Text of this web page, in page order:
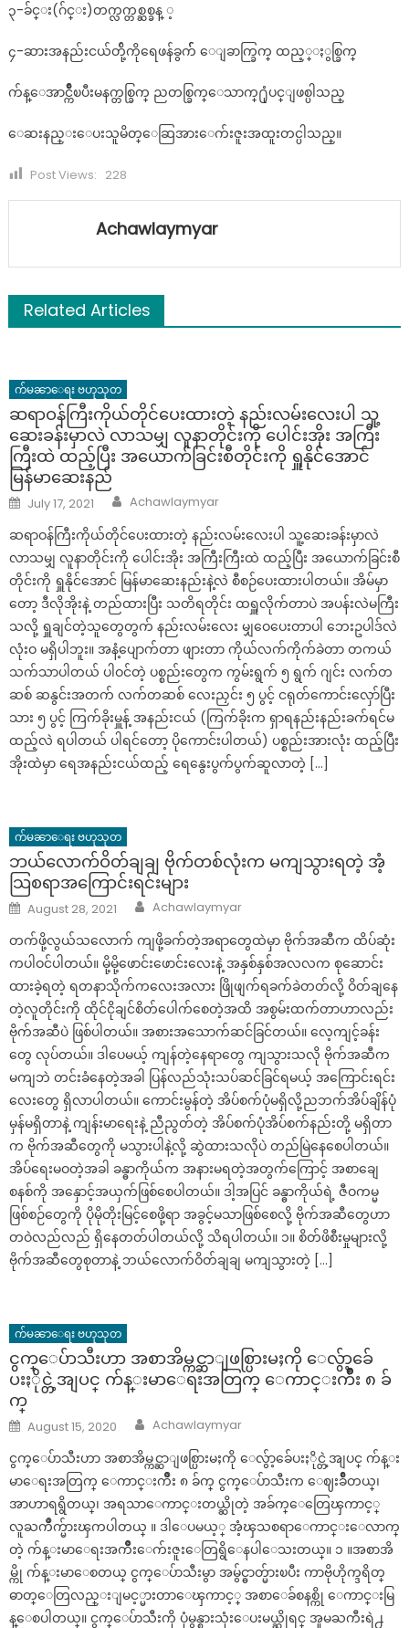
၃-ခ်င္း(ဂ်င္း)တက္လက္တစ္ဆစ္ခန္ ့
၄-ဆားအနည်းငယ်တ်ို့ကိုရေဖန်ခွက်် ေျခာက္ခြက္ ထည့္ႏွစ္ခြက္
က်န္ေအာင္က်ိဳၿပီးမနက္တစ္ခြက္ ညတစ္ခြက္ေသာက္႐ုံပင္ျဖစ္ပါသည္
ေဆးနည္းေပးသူမိတ္ေဆြအားေက်းဇူးအထူးတင္ပါသည္။
Post Views: 228
Achawlaymyar
Related Articles
က်မၼာေရး ဗဟုသုတ
ဆရာဝန်ကြီးကိုယ်တိုင်ပေးထားတဲ့ နည်းလမ်းလေးပါ သူ့
ဆေးခန်းမှာလဲ လာသမျှ လူနာတိုင်းကို ပေါင်းအိုး အကြီး
ကြီးထဲ ထည့်ပြီး အယောက်ခြင်းစီတိုင်းကို ရှူနိုင်အောင်
မြန်မာဆေးနည်
Posted
on
July 17, 2021 Author
Achawlaymyar
ဆရာဝန်ကြီးကိုယ်တိုင်ပေးထားတဲ့ နည်းလမ်းလေးပါ သူ့ဆေးခန်းမှာလဲ
လာသမျှ လူနာတိုင်းကို ပေါင်းအိုး အကြီးကြီးထဲ ထည့်ပြီး အယောက်ခြင်းစီ
တိုင်းကို ရှူနိုင်အောင် မြန်မာဆေးနည်းနဲ့လဲ စီစဉ်ပေးထားပါတယ်။ အိမ်မှာ
တော့ ဒီလိုအိုးနဲ့ တည်ထားပြီး သတိရတိုင်း ထရှူလိုက်တာပဲ အပန်းလဲမကြီး
သလို့ ရှူချင်တဲ့သူတွေတွက် နည်းလမ်းလေး မျှဝေပေးတာပါ ဘေးဥပါဒ်လဲ
လုံးဝ မရှိပါဘူး။ အနံ့ပျောက်တာ ဖျားတာ ကိုယ်လက်ကိုက်ခဲတာ တကယ်
သက်သာပါတယ် ပါဝင်တဲ့ ပစ္စည်းတွေက ကွမ်းရွက် ၅ ရွက် ဂျင်း လက်တ
ဆစ် ဆနွင်းအတက် လက်တဆစ် လေးညှင်း ၅ ပွင့် ငရုတ်ကောင်းလှော်ပြီး
သား ၅ ပွင့် ကြက်ခိုးမှူန့် အနည်းငယ် (ကြက်ခိုးက ရှာရနည်းနည်းခက်ရင်မ
ထည့်လဲ ရပါတယ် ပါရင်တော့ ပိုကောင်းပါတယ်) ပစ္စည်းအားလုံး ထည့်ပြီး
အိုးထဲမှာ ရေအနည်းငယ်ထည့် ရေနွေးပွက်ပွက်ဆူလာတဲ့ […]
က်မၼာေရး ဗဟုသုတ
ဘယ်လောက်ဝိတ်ချချ ဗိုက်တစ်လုံးက မကျသွားရတဲ့ အံ့
သြစရာအကြောင်းရင်းများ
Posted
on
August 28, 2021 Author
Achawlaymyar
တက်ဖို့လွယ်သလောက် ကျဖို့ခက်တဲ့အရာတွေထဲမှာ ဗိုက်အဆီက ထိပ်ဆုံး
ကပါဝင်ပါတယ်။ မို့မို့ဖောင်းဖောင်းလေးနဲ့ အနှစ်နှစ်အလလက စုဆောင်း
ထားခဲ့ရတဲ့ ရတနာသိုက်ကလေးအလား ဖြိုဖျက်ရခက်ခဲတတ်လို့ ဝိတ်ချနေ
တဲ့လူတိုင်းကို ထိုင်ငိုချင်စိတ်ပေါက်စေတဲ့အထိ အစွမ်းထက်တာဟာလည်း
ဗိုက်အဆီပဲ ဖြစ်ပါတယ်။ အစားအသောက်ဆင်ခြင်တယ်။ လေ့ကျင့်ခန်း
တွေ လုပ်တယ်။ ဒါပေမယ့် ကျန်တဲ့နေရာတွေ ကျသွားသလို ဗိုက်အဆီက
မကျဘဲ တင်းခံနေတဲ့အခါ ပြန်လည်သုံးသပ်ဆင်ခြင်ရမယ့် အကြောင်းရင်း
လေးတွေ ရှိလာပါတယ်။ ကောင်းမွန်တဲ့ အိပ်စက်ပုံမရှိလို့ညဘက်အိပ်ချိန်ပုံ
မှန်မရှိတာနဲ့ ကျန်းမာရေးနဲ့ ညီညွတ်တဲ့ အိပ်စက်ပုံအိပ်စက်နည်းတို့ မရှိတာ
က ဗိုက်အဆီတွေကို မသွားပါနဲ့လို့ ဆွဲထားသလိုပဲ တည်မြဲနေစေပါတယ်။
အိပ်ရေးမဝတဲ့အခါ ခန္ဓာကိုယ်က အနားမရတဲ့အတွက်ကြောင့် အစာချေ
စနစ်ကို အနှောင့်အယှက်ဖြစ်စေပါတယ်။ ဒါ့အပြင် ခန္ဓာကိုယ်ရဲ့ ဇီဝကမ္မ
ဖြစ်စဉ်တွေကို ပိုမိုတိုးမြင့်စေဖို့ရာ အခွင့်မသာဖြစ်စေလို့ ဗိုက်အဆီတွေဟာ
တဝဲလည်လည် ရှိနေတတ်ပါတယ်လို့ သိရပါတယ်။ ၁။ စိတ်ဖိစီးမှုများလို့
ဗိုက်အဆီတွေစုတာနဲ့ ဘယ်လောက်ဝိတ်ချချ မကျသွားတဲ့ […]
က်မၼာေရး ဗဟုသုတ
ငွက္ေပ်ာသီးဟာ အစာအိမ္ကင္ဆာျဖစ္ပြားမႈကို ေလွ်ာ့ခ်ေ
ပးႏိုင္တဲ့အျပင္ က်န္းမာေရးအတြက္ ေကာင္းက်ိဳး ၈ ခ်
က္
Posted
on
August 15, 2020 Author
Achawlaymyar
ငွက္ေပ်ာသီးဟာ အစာအိမ္ကင္ဆာျဖစ္ပြားမႈကို ေလွ်ာ့ခ်ေပးႏိုင္တဲ့အျပင္ က်န္း
မာေရးအတြက္ ေကာင္းက်ိဳး ၈ ခ်က္ ငွက္ေပ်ာသီးက ေဈးခ်ိဳတယ္၊
အာဟာရရွိတယ္၊ အရသာေကာင္းတယ္ဆိုတဲ့ အခ်က္ေတြေၾကာင့္
လူႀကိဳက္မ်ားၾကပါတယ္ ။ ဒါေပမယ့္ အံ့ၾသစရာေကာင္းေလာက္
တဲ့ က်န္းမာေရးအက်ိဳးေက်းဇူးေတြရွိေနပါေသးတယ္။ ၁ ။အစာအိ
မ္ကို က်န္းမာေစတယ္ ငွက္ေပ်ာသီးမွာ အမွ်င္ဓာတ္မ်ားၿပီး ကာဗိုဟိုက္ဒရိတ္
ဓာတ္ေတြလည္းျမင့္မားတာေၾကာင့္ အစာေခ်စနစ္ကို ေကာင္းမြ
န္ေစပါတယ္။ ငွက္ေပ်ာသီးကို ပုံမွန္စားသုံးေပးမယ္ဆိုရင္ အူမႀကီးရဲ႕